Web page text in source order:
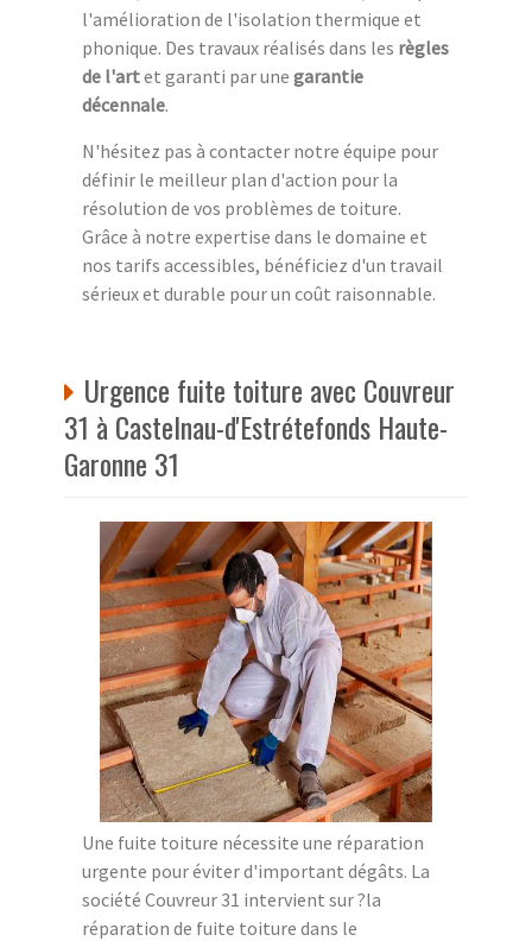
l'amélioration de l'isolation thermique et
phonique. Des travaux réalisés dans les règles
de l'artet garanti par une garantie
décennale.
N'hésitez pas à contacter notre équipe pour
définir le meilleur plan d'action pour la
résolution de vos problèmes de toiture.
Grâce à notre expertise dans le domaine et
nos tarifs accessibles, bénéficiez d'un travail
sérieux et durable pour un coût raisonnable.
Urgence fuite toiture avec Couvreur
31 à Castelnau-d'Estrétefonds Haute-
Garonne 31
Une fuite toiture nécessite une réparation
urgente pour éviter d'important dégâts. La
société Couvreur 31 intervient sur ?la
réparation de fuite toiture dans le